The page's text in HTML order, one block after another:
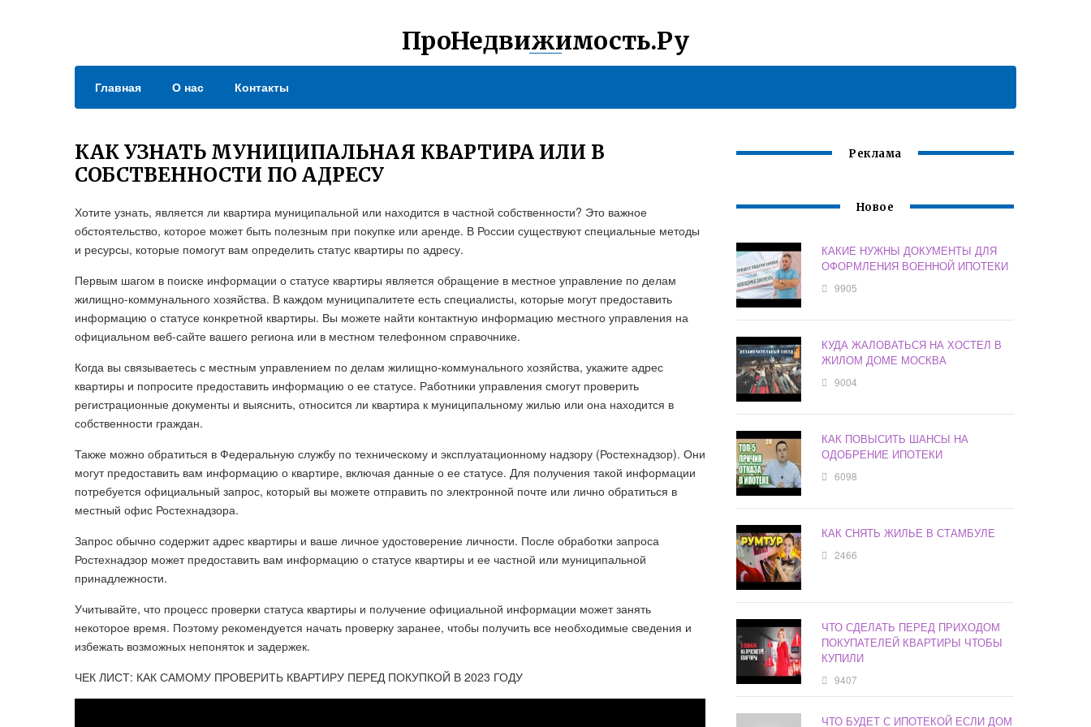
ПроНедвижимость.Ру
Главная О нас Контакты
КАК УЗНАТЬ МУНИЦИПАЛЬНАЯ КВАРТИРА ИЛИ В
СОБСТВЕННОСТИ ПО АДРЕСУ
Хотите узнать, является ли квартира муниципальной или находится в частной собственности? Это важное
обстоятельство, которое может быть полезным при покупке или аренде. В России существуют специальные методы
и ресурсы, которые помогут вам определить статус квартиры по адресу.
Первым шагом в поиске информации о статусе квартиры является обращение в местное управление по делам
жилищно-коммунального хозяйства. В каждом муниципалитете есть специалисты, которые могут предоставить
информацию о статусе конкретной квартиры. Вы можете найти контактную информацию местного управления на
официальном веб-сайте вашего региона или в местном телефонном справочнике.
Когда вы связываетесь с местным управлением по делам жилищно-коммунального хозяйства, укажите адрес
квартиры и попросите предоставить информацию о ее статусе. Работники управления смогут проверить
регистрационные документы и выяснить, относится ли квартира к муниципальному жилью или она находится в
собственности граждан.
Также можно обратиться в Федеральную службу по техническому и эксплуатационному надзору (Ростехнадзор). Они
могут предоставить вам информацию о квартире, включая данные о ее статусе. Для получения такой информации
потребуется официальный запрос, который вы можете отправить по электронной почте или лично обратиться в
местный офис Ростехнадзора.
Запрос обычно содержит адрес квартиры и ваше личное удостоверение личности. После обработки запроса
Ростехнадзор может предоставить вам информацию о статусе квартиры и ее частной или муниципальной
принадлежности.
Учитывайте, что процесс проверки статуса квартиры и получение официальной информации может занять
некоторое время. Поэтому рекомендуется начать проверку заранее, чтобы получить все необходимые сведения и
избежать возможных непоняток и задержек.
ЧЕК ЛИСТ: КАК САМОМУ ПРОВЕРИТЬ КВАРТИРУ ПЕРЕД ПОКУПКОЙ В 2023 ГОДУ
Реклама
Новое
КАКИЕ НУЖНЫ ДОКУМЕНТЫ ДЛЯ
ОФОРМЛЕНИЯ ВОЕННОЙ ИПОТЕКИ
9905
КУДА ЖАЛОВАТЬСЯ НА ХОСТЕЛ В
ЖИЛОМ ДОМЕ МОСКВА
9004
КАК ПОВЫСИТЬ ШАНСЫ НА
ОДОБРЕНИЕ ИПОТЕКИ
6098
КАК СНЯТЬ ЖИЛЬЕ В СТАМБУЛЕ
2466
ЧТО СДЕЛАТЬ ПЕРЕД ПРИХОДОМ
ПОКУПАТЕЛЕЙ КВАРТИРЫ ЧТОБЫ
КУПИЛИ
9407
ЧТО БУДЕТ С ИПОТЕКОЙ ЕСЛИ ДОМ